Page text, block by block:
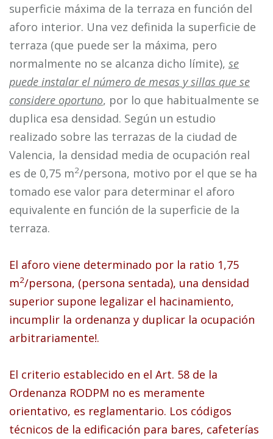
superficie máxima de la terraza en función del
aforo interior. Una vez definida la superficie de
terraza (que puede ser la máxima, pero
normalmente no se alcanza dicho límite), se
puede instalar el número de mesas y sillas que se
considere oportuno, por lo que habitualmente se
duplica esa densidad. Según un estudio
realizado sobre las terrazas de la ciudad de
Valencia, la densidad media de ocupación real
es de 0,75 m2/persona, motivo por el que se ha
tomado ese valor para determinar el aforo
equivalente en función de la superficie de la
terraza.
El aforo viene determinado por la ratio 1,75
m2/persona, (persona sentada), una densidad
superior supone legalizar el hacinamiento,
incumplir la ordenanza y duplicar la ocupación
arbitrariamente!.
El criterio establecido en el Art. 58 de la
Ordenanza RODPM no es meramente
orientativo, es reglamentario. Los códigos
técnicos de la edificación para bares, cafeterías